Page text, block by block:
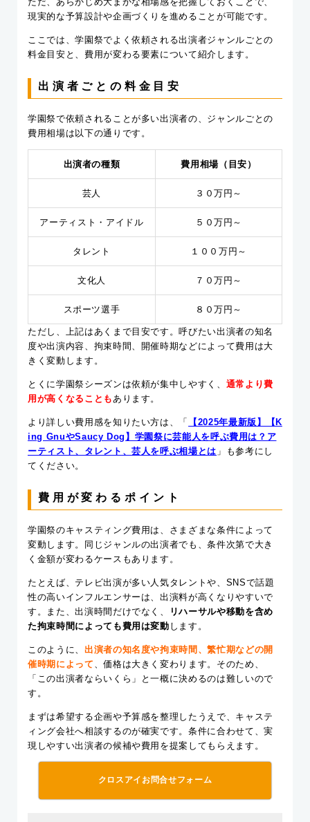
現実的な予算設計や企画づくりを進めることが可能です。
ここでは、学園祭でよく依頼される出演者ジャンルごとの
料金目安と、費用が変わる要素について紹介します。
出演者ごとの料金目安
学園祭で依頼されることが多い出演者の、ジャンルごとの
費用相場は以下の通りです。
出演者の種類 費用相場（目安）
芸人 ３０万円～
アーティスト・アイドル ５０万円～
タレント １００万円～
文化人 ７０万円～
スポーツ選手 ８０万円～
ただし、上記はあくまで目安です。呼びたい出演者の知名
度や出演内容、拘束時間、開催時期などによって費用は大
きく変動します。
とくに学園祭シーズンは依頼が集中しやすく、 通常より費
用が高くなることもあります。
より詳しい費用感を知りたい方は、「
【2025年最新版】【K
ing GnuやSaucy Dog】学園祭に芸能人を呼ぶ費用は？ア
ーティスト、タレント、芸人を呼ぶ相場とは 」も参考にし
てください。
費用が変わるポイント
学園祭のキャスティング費用は、さまざまな条件によって
変動します。同じジャンルの出演者でも、条件次第で大き
く金額が変わるケースもあります。
たとえば、テレビ出演が多い人気タレントや、SNSで話題
性の高いインフルエンサーは、出演料が高くなりやすいで
す。また、出演時間だけでなく、
リハーサルや移動を含め
た拘束時間によっても費用は変動 します。
このように、 出演者の知名度や拘束時間、繁忙期などの開
催時期によって 、価格は大きく変わります。そのため、
「この出演者ならいくら」と一概に決めるのは難しいので
す。
まずは希望する企画や予算感を整理したうえで、キャステ
ィング会社へ相談するのが確実です。条件に合わせて、実
現しやすい出演者の候補や費用を提案してもらえます。
クロスアイお問合せフォーム